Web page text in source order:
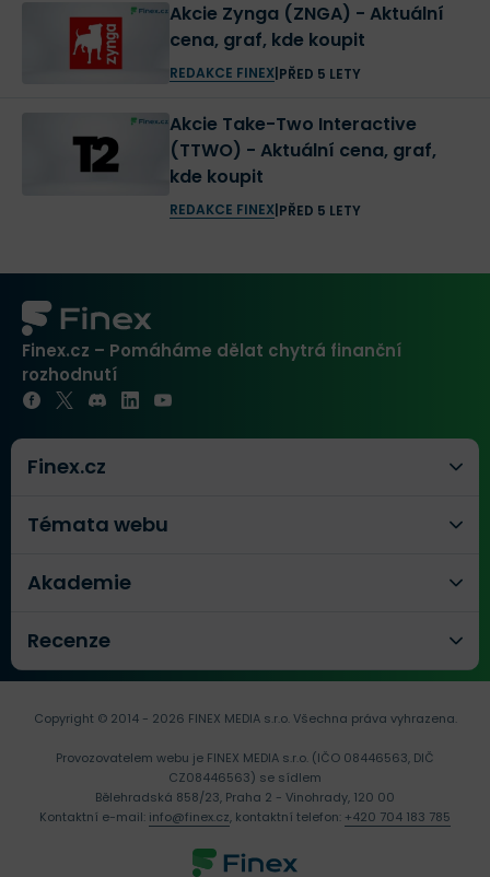
Akcie Zynga (ZNGA) - Aktuální
cena, graf, kde koupit
REDAKCE FINEX| PŘED 5 LETY
Akcie Take-Two Interactive
(TTWO) - Aktuální cena, graf,
kde koupit
REDAKCE FINEX| PŘED 5 LETY
Finex.cz – Pomáháme dělat chytrá finanční
rozhodnutí
Finex.cz
Témata webu
Akademie
Recenze
Copyright © 2014 - 2026 FINEX MEDIA s.r.o.Všechna práva vyhrazena.
Provozovatelem webu je FINEX MEDIA s.r.o. (IČO 08446563, DIČ
CZ08446563) se sídlem
Bělehradská 858/23, Praha 2 - Vinohrady, 120 00
Kontaktní e-mail: info@finex.cz, kontaktní telefon: +420 704 183 785